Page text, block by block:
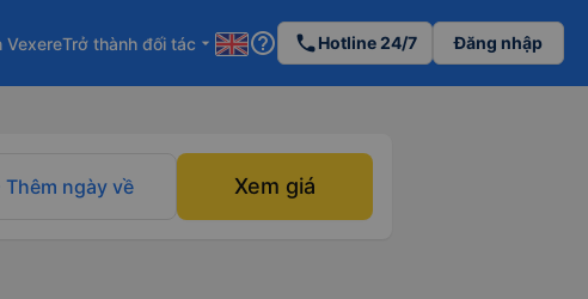
VexereTrở thành đối tác arrow_drop_down help_outline phoneHotline 24/7 Đăng nhập
Thêm ngày về Xem giá